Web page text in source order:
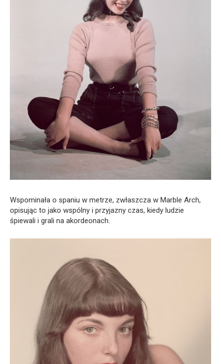
Wspominała o spaniu w metrze, zwłaszcza w Marble Arch,
opisując to jako wspólny i przyjazny czas, kiedy ludzie
śpiewali i grali na akordeonach.